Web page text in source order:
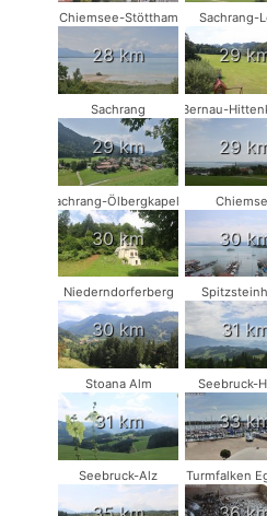
Chiemsee-Stöttham
28 km
Sachrang-
29
Sachrang
29 km
Bernau-
29
Sachrang-Ölbergkapelle
30 km 30
Niederndorferberg
30 km 31
Stoana Alm
31 km
Seebruck-
33
Seebruck-Alz Turmfalken